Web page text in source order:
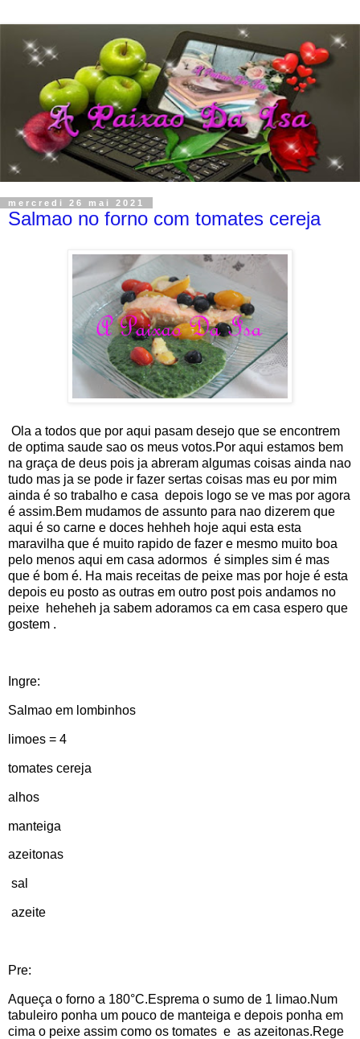
mercredi 26 mai 2021
Salmao no forno com tomates cereja
Ola a todos que por aqui pasam desejo que se encontrem
de optima saude sao os meus votos.Por aqui estamos bem
na graça de deus pois ja abreram algumas coisas ainda nao
tudo mas ja se pode ir fazer sertas coisas mas eu por mim
ainda é so trabalho e casa depois logo se ve mas por agora
é assim.Bem mudamos de assunto para nao dizerem que
aqui é so carne e doces hehheh hoje aqui esta esta
maravilha que é muito rapido de fazer e mesmo muito boa
pelo menos aqui em casa adormos é simples sim é mas
que é bom é. Ha mais receitas de peixe mas por hoje é esta
depois eu posto as outras em outro post pois andamos no
peixe heheheh ja sabem adoramos ca em casa espero que
gostem .
Ingre:
Salmao em lombinhos
limoes = 4
tomates cereja
alhos
manteiga
azeitonas
sal
azeite
Pre:
Aqueça o forno a 180°C.Esprema o sumo de 1 limao.Num
tabuleiro ponha um pouco de manteiga e depois ponha em
cima o peixe assim como os tomates e as azeitonas.Rege